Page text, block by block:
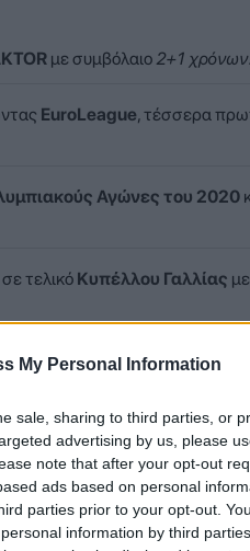
My Personal Information
sale, sharing to third parties, or
advertising by us, please
note that after your opt-out
ads based on personal
parties prior to your opt-out.
information by third
με συμβόλαιο 2+1 χρόνων.
EuroLeague, τέσσερα
Αγώνες του 2020
τελικό Κυπέλλου Γαλλίας με